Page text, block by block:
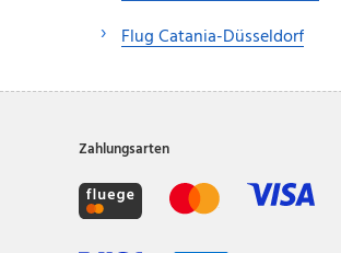
Flug Catania-Düsseldorf